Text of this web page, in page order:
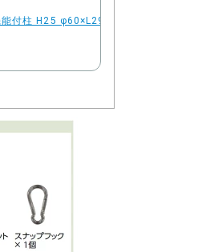
付柱 H25 φ60×L2900 色：ブロンズ